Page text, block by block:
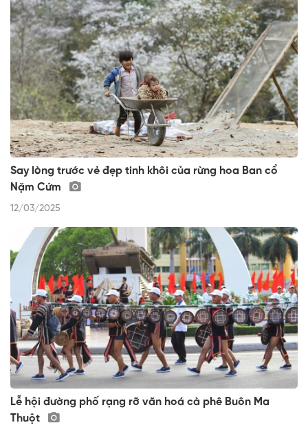
Say lòng trước vẻ đẹp tinh khôi của rừng hoa Ban cổ
Nặm Cứm
12/03/2025
Lễ hội đường phố rạng rỡ văn hoá cà phê Buôn Ma
Thuột